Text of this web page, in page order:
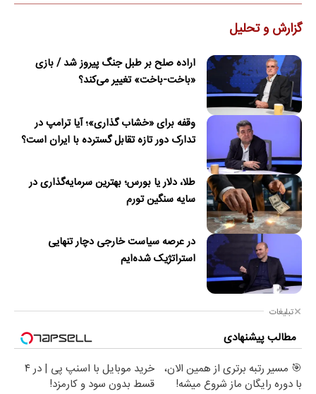
گزارش و تحلیل
اراده صلح بر طبل جنگ پیروز شد / بازی
«باخت-باخت» تغییر می‌کند؟
وقفه برای «خشاب گذاری»؛ آیا ترامپ در
تدارک دور تازه تقابل گسترده با ایران است؟
طلا، دلار یا بورس؛ بهترین سرمایه‌گذاری در
سایه سنگین تورم
در عرصه سیاست خارجی دچار تنهایی
استراتژیک شده‌ایم
تبلیغات
مطالب پیشنهادی
🎯 مسیر رتبه برتری از همین الان،
با دوره رایگان ماز شروع میشه!
خرید موبایل با اسنپ پی | در ۴
قسط بدون سود و کارمزد!